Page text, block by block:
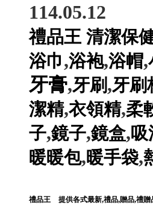
114.05.12
禮品王 清潔保
浴巾,浴袍,浴帽,
牙膏,牙刷,牙刷
潔精,衣領精,柔
子,鏡子,鏡盒,吸
暖暖包,暖手袋,
禮品王 提供各式最新,禮品,贈品,禮贈